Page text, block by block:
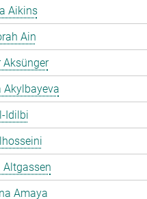
Aikins
Ain
Aksünger
Akylbayeva
Idilbi
Altgassen
Amaya